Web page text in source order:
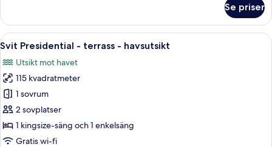
rum
privat
(Natura)
Se priser
Öppna
alla
foton
för
Svit
Presidential
-
terrass
En balkong med en säng, en soffa
7
Svit Presidential - terrass - havsutsikt
Utsikt mot havet
115 kvadratmeter
1 sovrum
2 sovplatser
1 kingsize-säng och 1 enkelsäng
Gratis wi-fi